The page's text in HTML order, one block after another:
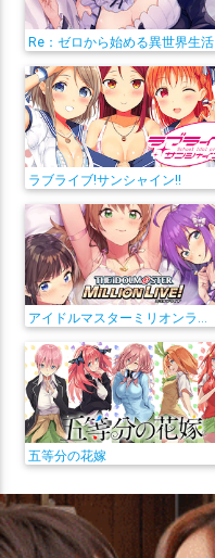
Re：ゼロから始める異世界生活
ラブライブ!サンシャイン!!
アイドルマスターミリオンライブ!
五等分の花嫁